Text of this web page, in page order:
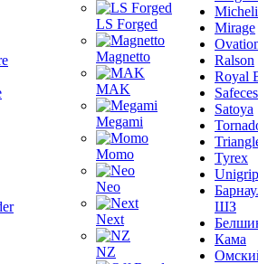
LS Forged
Magnetto
MAK
Megami
Momo
Neo
Next
NZ
Mirage
Ralson
Royal
Satoya
Tyrex
Unigrip
ШЗ
Кама